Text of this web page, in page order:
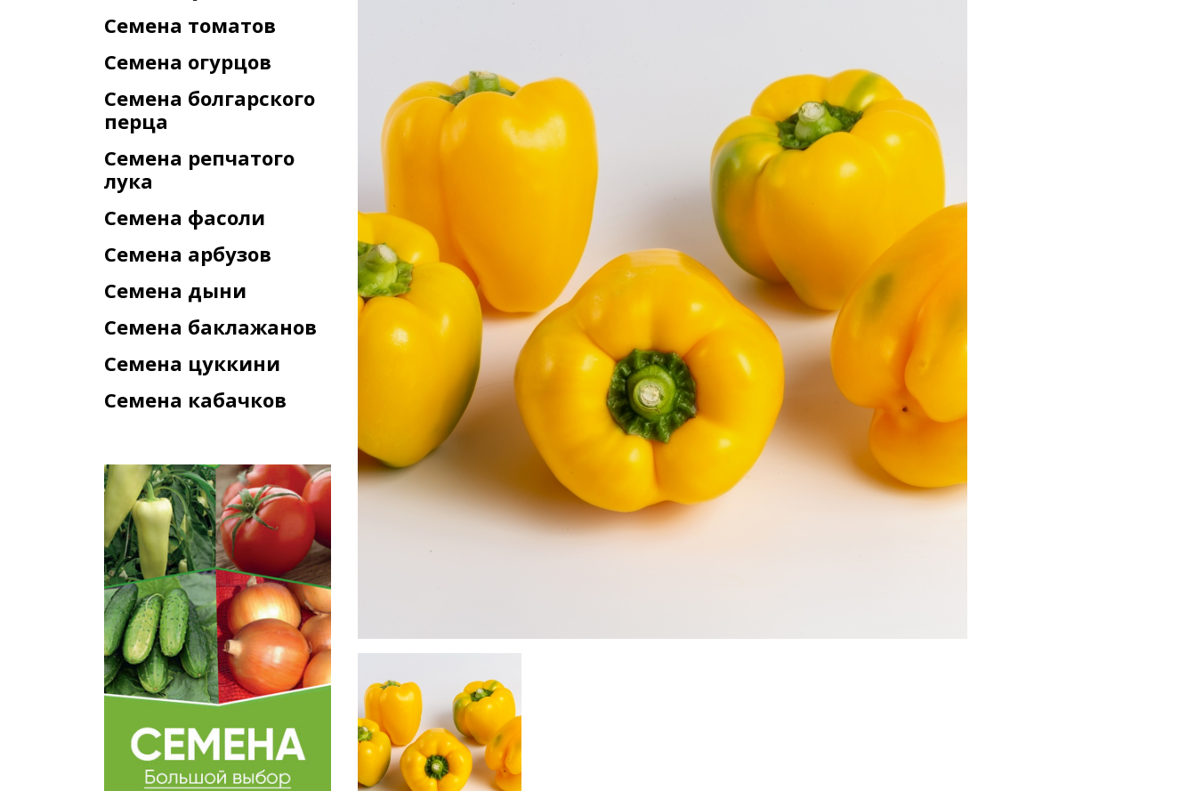
Семена томатов
Семена огурцов
Семена болгарского
перца
Семена репчатого
лука
Семена фасоли
Семена арбузов
Семена дыни
Семена баклажанов
Семена цуккини
Семена кабачков